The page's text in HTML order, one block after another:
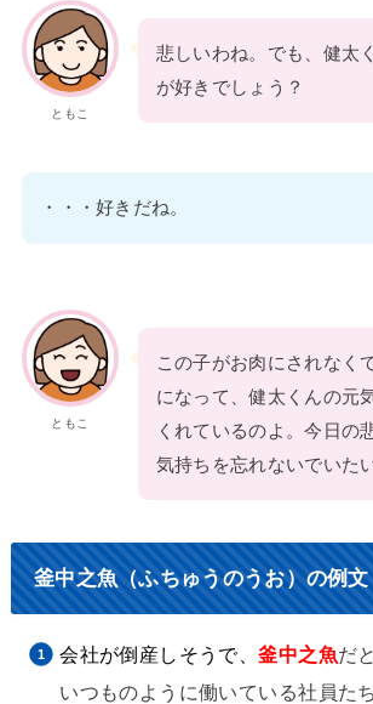
ともこ
悲しいわね。でも、健太
が好きでしょう？
・・・好きだね。
ともこ
この子がお肉にされなく
になって、健太くんの元
くれているのよ。今日の
気持ちを忘れないでいた
釜中之魚（ふちゅうのうお）の例文
会社が倒産しそうで、釜中之魚だ
いつものように働いている社員た